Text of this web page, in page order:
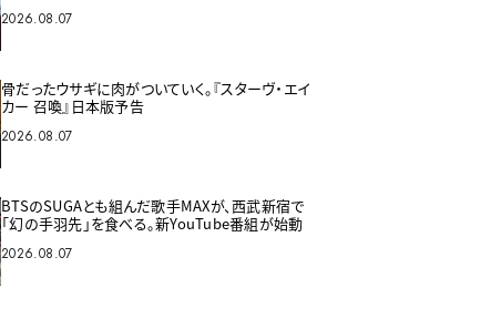
2026.08.07
骨だったウサギに肉がついていく。『スターヴ・エイ
カー 召喚』日本版予告
2026.08.07
BTSのSUGAとも組んだ歌手MAXが、西武新宿で
「幻の手羽先」を食べる。新YouTube番組が始動
2026.08.07